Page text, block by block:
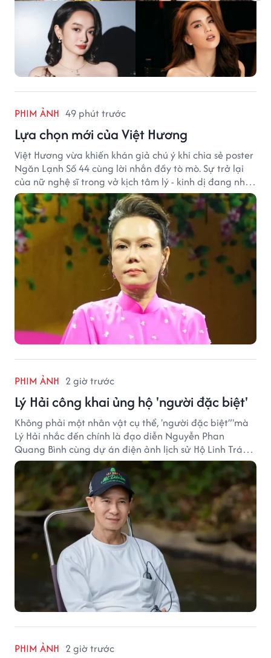
PHIM ẢNH 49 phút trước
Lựa chọn mới của Việt Hương
Việt Hương vừa khiến khán giả chú ý khi chia sẻ poster
Ngăn Lạnh Số 44 cùng lời nhắn đầy tò mò. Sự trở lại
của nữ nghệ sĩ trong vở kịch tâm lý - kinh dị đang nhận
được nhiều quan tâm từ công chúng.
PHIM ẢNH 2 giờ trước
Lý Hải công khai ủng hộ 'người đặc biệt'
Không phải một nhân vật cụ thể, 'người đặc biệt”'mà
Lý Hải nhắc đến chính là đạo diễn Nguyễn Phan
Quang Bình cùng dự án điện ảnh lịch sử Hộ Linh Tráng
Sĩ: Bí Ẩn Mộ Vua Đinh.
PHIM ẢNH 2 giờ trước